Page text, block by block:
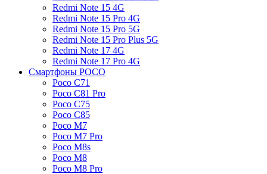
Redmi Note 15 4G
Redmi Note 15 Pro 4G
Redmi Note 15 Pro 5G
Redmi Note 15 Pro Plus 5G
Redmi Note 17 4G
Redmi Note 17 Pro 4G
Смартфоны POCO
Poco C71
Poco C81 Pro
Poco C75
Poco C85
Poco M7
Poco M7 Pro
Poco M8s
Poco M8
Poco M8 Pro